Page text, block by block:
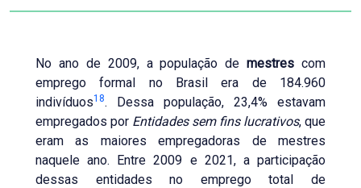
No ano de 2009, a população demestres com
emprego formal no Brasil era de 184.960
indivíduos18. Dessa população, 23,4% estavam
empregados por Entidades sem fins lucrativos, que
eram as maiores empregadoras de mestres
naquele ano. Entre 2009 e 2021, a participação
dessas entidades no emprego total de